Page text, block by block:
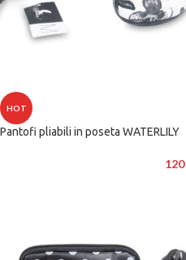
HOT
Pantofi pliabili in poseta WATERLILY
120